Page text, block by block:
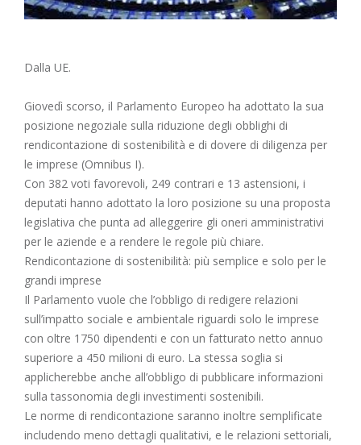
Dalla UE.
Giovedì scorso, il Parlamento Europeo ha adottato la sua
posizione negoziale sulla riduzione degli obblighi di
rendicontazione di sostenibilità e di dovere di diligenza per
le imprese (Omnibus I).
Con 382 voti favorevoli, 249 contrari e 13 astensioni, i
deputati hanno adottato la loro posizione su una proposta
legislativa che punta ad alleggerire gli oneri amministrativi
per le aziende e a rendere le regole più chiare.
Rendicontazione di sostenibilità: più semplice e solo per le
grandi imprese
Il Parlamento vuole che l’obbligo di redigere relazioni
sull’impatto sociale e ambientale riguardi solo le imprese
con oltre 1750 dipendenti e con un fatturato netto annuo
superiore a 450 milioni di euro. La stessa soglia si
applicherebbe anche all’obbligo di pubblicare informazioni
sulla tassonomia degli investimenti sostenibili.
Le norme di rendicontazione saranno inoltre semplificate
includendo meno dettagli qualitativi, e le relazioni settoriali,